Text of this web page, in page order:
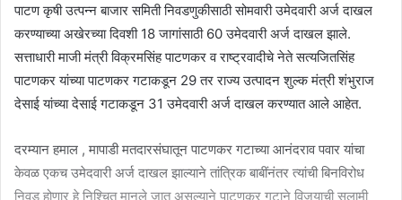
पाटण कृषी उत्पन्न बाजार समिती निवडणुकीसाठी सोमवारी उमेदवारी अर्ज दाखल
करण्याच्या अखेरच्या दिवशी 18 जागांसाठी 60 उमेदवारी अर्ज दाखल झाले.
सत्ताधारी माजी मंत्री विक्रमसिंह पाटणकर व राष्ट्रवादीचे नेते सत्यजितसिंह
पाटणकर यांच्या पाटणकर गटाकडून 29 तर राज्य उत्पादन शुल्क मंत्री शंभुराज
देसाई यांच्या देसाई गटाकडून 31 उमेदवारी अर्ज दाखल करण्यात आले आहेत.
दरम्यान हमाल , मापाडी मतदारसंघातून पाटणकर गटाच्या आनंदराव पवार यांचा
केवळ एकच उमेदवारी अर्ज दाखल झाल्याने तांत्रिक बाबींनंतर त्यांची बिनविरोध
निवड होणार हे निश्चित मानले जात असल्याने पाटणकर गटाने विजयाची सलामी